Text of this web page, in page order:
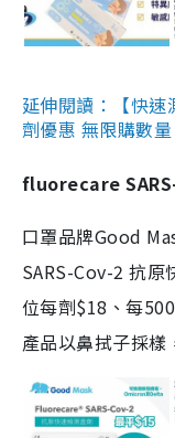
延伸閱讀：【快
劑優惠 無限購數
fluorecare
口罩品牌Good
SARS-Cov-2 抗
位每劑$18、每
產品以鼻拭子採樣